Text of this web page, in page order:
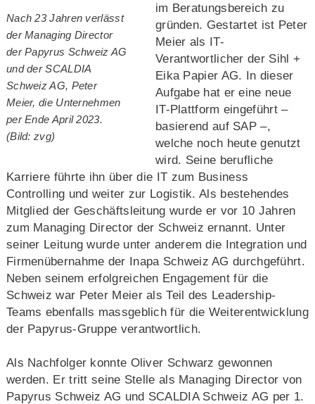
Nach 23 Jahren verlässt
der Managing Director
der Papyrus Schweiz AG
und der SCALDIA
Schweiz AG, Peter
Meier, die Unternehmen
per Ende April 2023.
(Bild: zvg)
im Beratungsbereich zu
gründen. Gestartet ist Peter
Meier als IT-
Verantwortlicher der Sihl +
Eika Papier AG. In dieser
Aufgabe hat er eine neue
IT-Plattform eingeführt –
basierend auf SAP –,
welche noch heute genutzt
wird. Seine berufliche
Karriere führte ihn über die IT zum Business
Controlling und weiter zur Logistik. Als bestehendes
Mitglied der Geschäftsleitung wurde er vor 10 Jahren
zum Managing Director der Schweiz ernannt. Unter
seiner Leitung wurde unter anderem die Integration und
Firmenübernahme der Inapa Schweiz AG durchgeführt.
Neben seinem erfolgreichen Engagement für die
Schweiz war Peter Meier als Teil des Leadership-
Teams ebenfalls massgeblich für die Weiterentwicklung
der Papyrus-Gruppe verantwortlich.
Als Nachfolger konnte Oliver Schwarz gewonnen
werden. Er tritt seine Stelle als Managing Director von
Papyrus Schweiz AG und SCALDIA Schweiz AG per 1.